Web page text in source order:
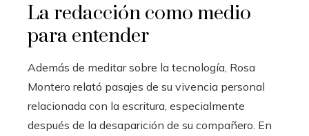
La redacción como medio
para entender
Además de meditar sobre la tecnología, Rosa
Montero relató pasajes de su vivencia personal
relacionada con la escritura, especialmente
después de la desaparición de su compañero. En